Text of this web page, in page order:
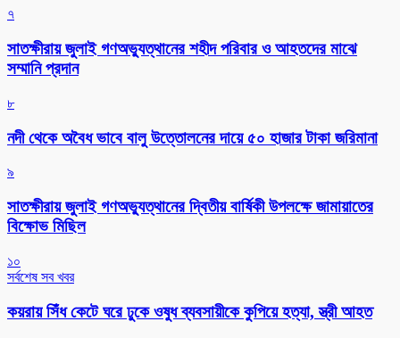
৭
সাতক্ষীরায় জুলাই গণঅভ্যুত্থানের শহীদ পরিবার ও আহতদের মাঝে
সম্মানি প্রদান
৮
নদী থেকে অবৈধ ভাবে বালু উত্তোলনের দায়ে ৫০ হাজার টাকা জরিমানা
৯
সাতক্ষীরায় জুলাই গণঅভ্যুত্থানের দ্বিতীয় বার্ষিকী উপলক্ষে জামায়াতের
বিক্ষোভ মিছিল
১০
সর্বশেষ সব খবর
কয়রায় সিঁধ কেটে ঘরে ঢুকে ওষুধ ব্যবসায়ীকে কুপিয়ে হত্যা, স্ত্রী আহত